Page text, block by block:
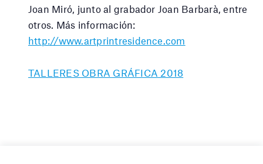
Joan Miró, junto al grabador Joan Barbarà, entre
otros. Más información:
http://www.artprintresidence.com
TALLERES OBRA GRÁFICA 2018